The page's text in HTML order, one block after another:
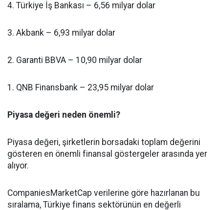
4. Türkiye İş Bankası – 6,56 milyar dolar
3. Akbank – 6,93 milyar dolar
2. Garanti BBVA – 10,90 milyar dolar
1. QNB Finansbank – 23,95 milyar dolar
Piyasa değeri neden önemli?
Piyasa değeri, şirketlerin borsadaki toplam değerini
gösteren en önemli finansal göstergeler arasında yer
alıyor.
CompaniesMarketCap verilerine göre hazırlanan bu
sıralama, Türkiye finans sektörünün en değerli